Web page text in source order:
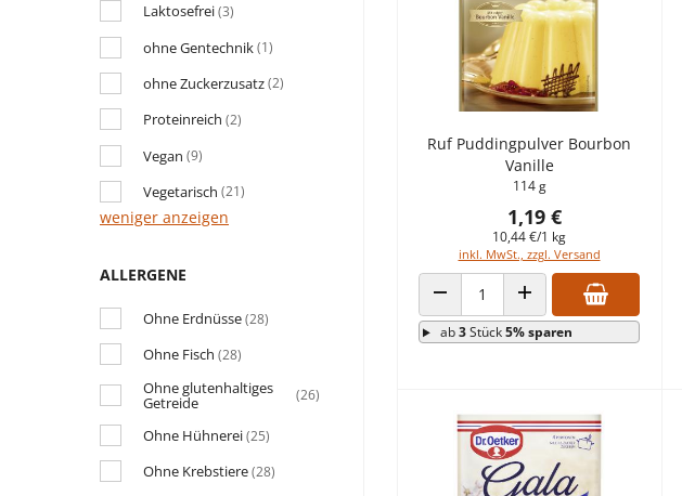
Laktosefrei(3)
ohne Gentechnik(1)
ohne Zuckerzusatz(2)
Proteinreich (2)
Vegan (9)
Vegetarisch (21)
weniger anzeigen
ALLERGENE
Ohne Erdnüsse(28)
Ohne Fisch (28)
Ohne glutenhaltiges
Getreide (26)
Ohne Hühnerei(25)
Ohne Krebstiere(28)
Ruf Puddingpulver Bourbon
Vanille
114 g
1,19 €
10,44 €/1 kg
inkl. MwSt., zzgl. Versand
ANZAHL VERRINGERNANZAHL ERHÖHEN
ab3Stück5% sparen